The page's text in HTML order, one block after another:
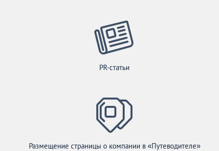
PR-статьи
Размещение страницы о компании в «Путеводителе»